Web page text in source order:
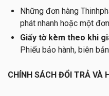
Những đơn hàng
phát nhanh hoặc một
Giấy tờ kèm theo khi
Phiếu bảo hành, biên
CHÍNH SÁCH ĐỔI TRẢ VÀ